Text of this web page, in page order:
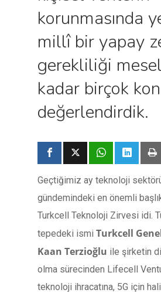
korunmasında
millî bir yapay
gerekliliği
kadar birçok
değerlendirdik.
Geçtiğimiz ay teknoloji
gündemindeki en önemli
Turkcell Teknoloji Zirvesi idi.
tepedeki ismi Turkcell
Kaan Terzioğlu ile şirketin
olma sürecinden Lifecell
teknoloji ihracatına, 5G için